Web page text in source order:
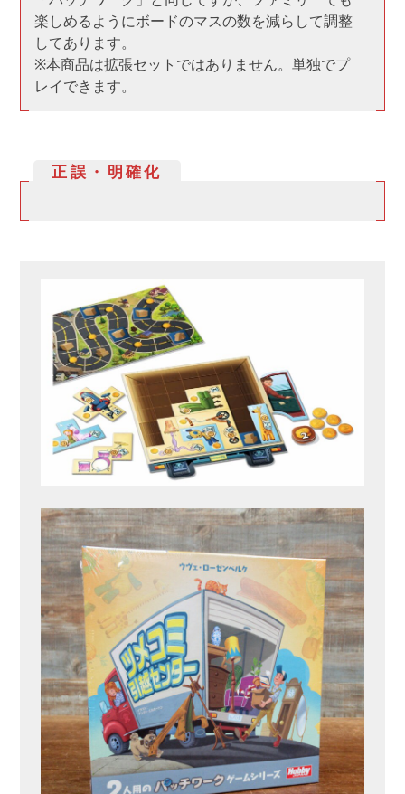
楽しめるようにボードのマスの数を減らして調整
してあります。
※本商品は拡張セットではありません。単独でプ
レイできます。
正誤・明確化